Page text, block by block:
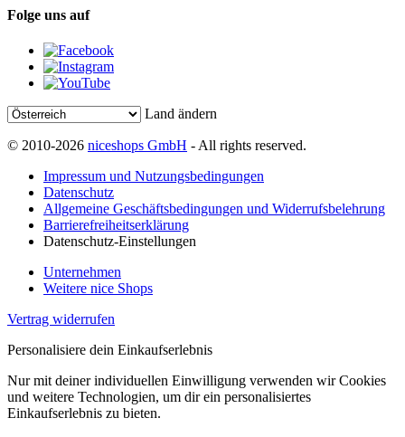
Folge uns auf
Land ändern
© 2010-2026 niceshops GmbH - All rights reserved.
Impressum und Nutzungsbedingungen
Datenschutz
Allgemeine Geschäftsbedingungen und Widerrufsbelehrung
Barrierefreiheitserklärung
Datenschutz-Einstellungen
Unternehmen
Weitere nice Shops
Vertrag widerrufen
Personalisiere dein Einkaufserlebnis
Nur mit deiner individuellen Einwilligung verwenden wir Cookies
und weitere Technologien, um dir ein personalisiertes
Einkaufserlebnis zu bieten.